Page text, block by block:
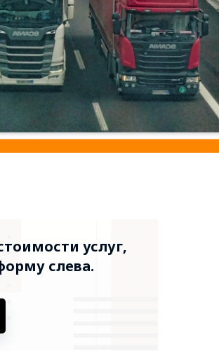
услуг,
слева.